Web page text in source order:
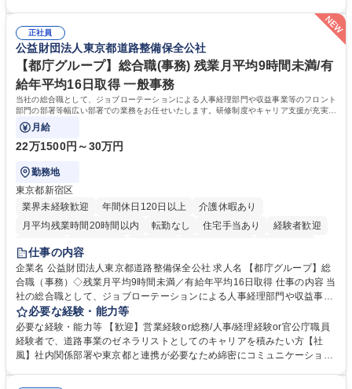
常に改善を目指す風土のため、安心して業務に取り組んでいただけます。
募集職種 【大阪・京都・滋賀】営業事務 ※未経験可
により、キーエンスの付加価値向上に貢献します。ベースの定型業務に加
えて、お客様や社員の状況に合わせ、能動的なサポート、改善の動きも期
待され。組織を支えるスペシャリストとして、チームに貢献し、結果的に
社員から頼られる存在になることができます。平均19:30の退勤以降の業
務の持ち帰りも禁止されており、メリハリのある働き方となります。 学
歴・資格 学歴：大学院 大学 高専 短大 語学力： 資格：
正社員
公益財団法人東京都道路整備保全公社
【都庁グループ】総合職(事務) 残業月平均9時間未満/有
給年平均16日取得 一般事務
当社の総合職として、ジョブローテーションによる人事経理部門や収益事業等のフロント
部門の部署等幅広い部署での業務をお任せいたします。研修制度やキャリア支援が充実し
ております！ ※下記業務詳細
月給
22万1500円～30万円
勤務地
東京都新宿区
業界未経験歓迎
年間休日120日以上
介護休暇あり
月平均残業時間20時間以内
転勤なし 住宅手当あり
経験者歓迎
研修あり
退職金あり
駅近5分以内
資格取得手当あり 食事補助あり
仕事の内容
企業名 公益財団法人東京都道路整備保全公社 求人名 【都庁グループ】総
合職（事務）◇残業月平均9時間未満／有給年平均16日取得 仕事の内容 当
社の総合職として、ジョブローテーションによる人事経理部門や収益事業
等のフロント部門の部署等幅広い部署での業務をお任せいたします。研修
制度やキャリア支援が充実しております！ ※下記業務詳細 【業務詳細】■
管理部門：広報、人事、経理など当公社の運営に係る管理業務 ■収益部
門：駐車場の新規開拓、管理運営、新宿駅西口広場の「イベントコーナ
必要な経験・能力等
必要な経験・能力等 【歓迎】営業経験or総務/人事/経理経験or官公庁職員
経験者で、道路事業のゼネラリストとしてのキャリアを積みたい方【社
風】社内関係部署や東京都と連携が必要なため綿密にコミュニケーション